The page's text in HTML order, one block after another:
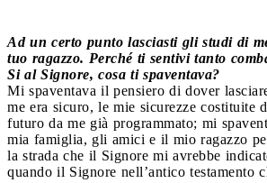
Ad un certo punto lasciasti gli studi di
tuo ragazzo. Perché ti sentivi tanto
Si al Signore, cosa ti spaventava?
Mi spaventava il pensiero di dover
me era sicuro, le mie sicurezze costituite
futuro da me già programmato; mi
mia famiglia, gli amici e il mio ragazzo
la strada che il Signore mi avrebbe
quando il Signore nell’antico testamento